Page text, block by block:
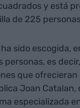
y está
de 225
sido escogida,
personas, es
que ofrecieran
Joan
especializada